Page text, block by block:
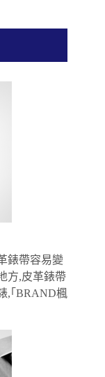
錶帶容易變
方,皮革錶帶
,｢BRAND楓